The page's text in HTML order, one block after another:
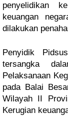
penyelidikan
keuangan
dilakukan
Penyidik
tersangka
Pelaksanaan
pada Balai
Wilayah II
Kerugian